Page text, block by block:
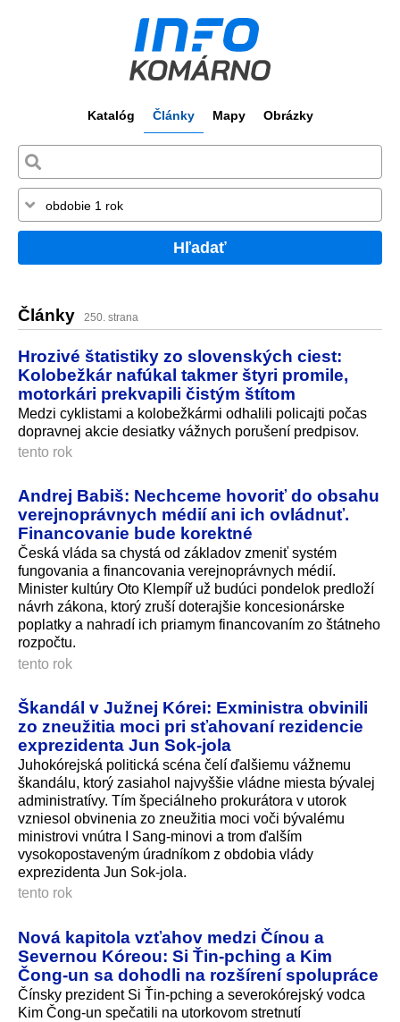
Katalóg Články Mapy Obrázky
Hľadať
Články 250. strana
Hrozivé štatistiky zo slovenských ciest:
Kolobežkár nafúkal takmer štyri promile,
motorkári prekvapili čistým štítom
Medzi cyklistami a kolobežkármi odhalili policajti počas
dopravnej akcie desiatky vážnych porušení predpisov.
tento rok
Andrej Babiš: Nechceme hovoriť do obsahu
verejnoprávnych médií ani ich ovládnuť.
Financovanie bude korektné
Česká vláda sa chystá od základov zmeniť systém
fungovania a financovania verejnoprávnych médií.
Minister kultúry Oto Klempíř už budúci pondelok predloží
návrh zákona, ktorý zruší doterajšie koncesionárske
poplatky a nahradí ich priamym financovaním zo štátneho
rozpočtu.
tento rok
Škandál v Južnej Kórei: Exministra obvinili
zo zneužitia moci pri sťahovaní rezidencie
exprezidenta Jun Sok-jola
Juhokórejská politická scéna čelí ďalšiemu vážnemu
škandálu, ktorý zasiahol najvyššie vládne miesta bývalej
administratívy. Tím špeciálneho prokurátora v utorok
vzniesol obvinenia zo zneužitia moci voči bývalému
ministrovi vnútra I Sang-minovi a trom ďalším
vysokopostaveným úradníkom z obdobia vlády
exprezidenta Jun Sok-jola.
tento rok
Nová kapitola vzťahov medzi Čínou a
Severnou Kóreou: Si Ťin-pching a Kim
Čong-un sa dohodli na rozšírení spolupráce
Čínsky prezident Si Ťin-pching a severokórejský vodca
Kim Čong-un spečatili na utorkovom stretnutí